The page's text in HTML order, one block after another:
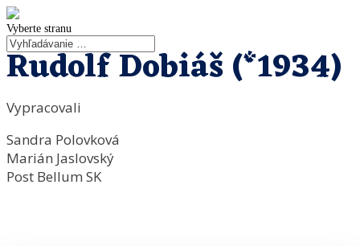
Vyberte stranu
Rudolf Dobiáš (*1934)
Vypracovali
Sandra Polovková
Marián Jaslovský
Post Bellum SK